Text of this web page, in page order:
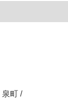
泉町 /